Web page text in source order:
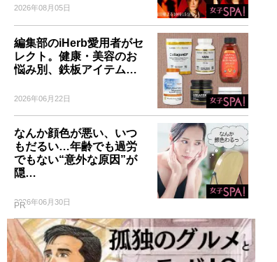
2026年08月05日
編集部のiHerb愛用者がセ
レクト。健康・美容のお
悩み別、鉄板アイテム…
2026年06月22日
なんか顔色が悪い、いつ
もだるい…年齢でも過労
でもない“意外な原因”が
隠…
2026年06月30日
PR